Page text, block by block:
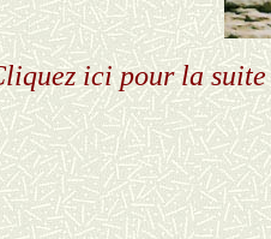
ici pour la suite